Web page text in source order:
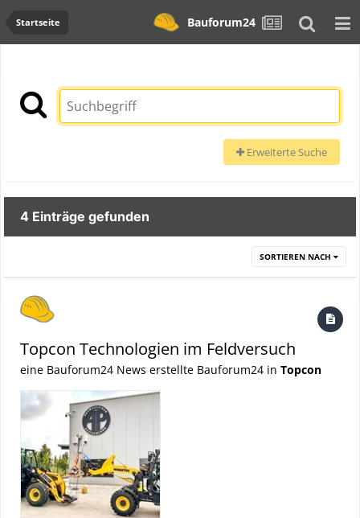
Startseite Bauforum24
Erweiterte Suche
4 Einträge gefunden
SORTIEREN NACH
Topcon Technologien im Feldversuch
eine Bauforum24 News erstellte Bauforum24 in Topcon